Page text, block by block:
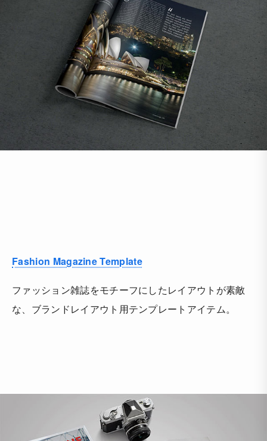
Fashion Magazine Template
ファッション雑誌をモチーフにしたレイアウトが素敵
な、ブランドレイアウト用テンプレートアイテム。